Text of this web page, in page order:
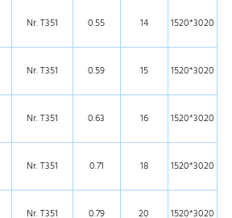
Nr. T351 0.55 14 1520*3020
Nr. T351 0.59 15 1520*3020
Nr. T351 0.63 16 1520*3020
Nr. T351 0.71 18 1520*3020
Nr. T351 0.79 20 1520*3020